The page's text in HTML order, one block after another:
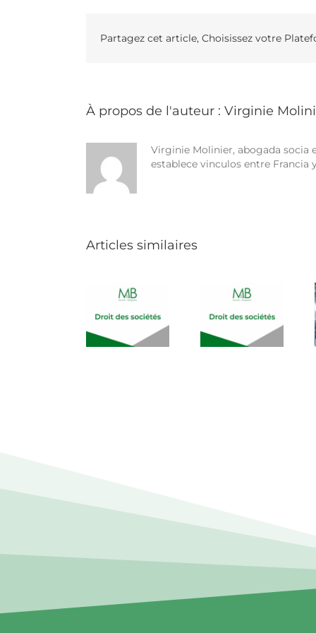
Partagez cet article, Choisissez votre
À propos de l'auteur : Virginie
Virginie Molinier, abogada socia
establece vinculos entre Francia
Articles similaires